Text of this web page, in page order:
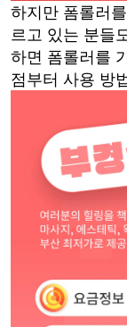
하지만 폼롤러
르고 있는 분들
하면 폼롤러를
점부터 사용 방